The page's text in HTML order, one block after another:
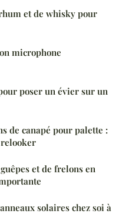
et de whisky pour
microphone
poser un évier sur un
de canapé pour palette :
et de frelons en
solaires chez soi à